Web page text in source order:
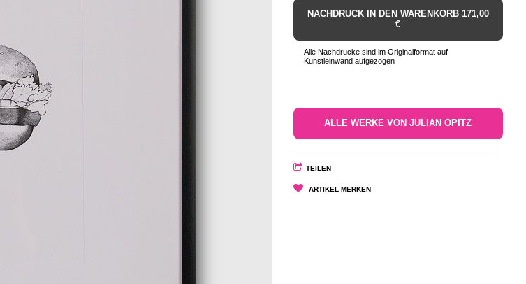
NACHDRUCK IN DEN WARENKORB 171,00
€
Alle Nachdrucke sind im Originalformat auf
Kunstleinwand aufgezogen
ALLE WERKE VON JULIAN OPITZ
TEILEN
ARTIKEL MERKEN